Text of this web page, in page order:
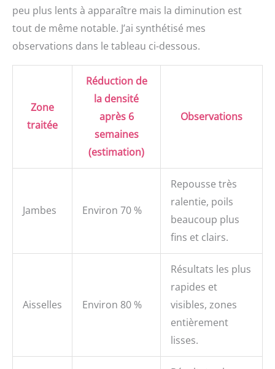
peu plus lents à apparaître mais la diminution est
tout de même notable. J’ai synthétisé mes
observations dans le tableau ci-dessous.
Zone
traitée
Réduction de
la densité
après 6
semaines
(estimation)
Observations
Jambes Environ 70 %
Repousse très
ralentie, poils
beaucoup plus
fins et clairs.
Aisselles Environ 80 %
Résultats les plus
rapides et
visibles, zones
entièrement
lisses.